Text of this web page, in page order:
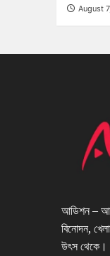
August
আডিশন –
বিনোদন,
উৎস থেকে।